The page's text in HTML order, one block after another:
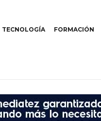
TECNOLOGÍA FORMACIÓN